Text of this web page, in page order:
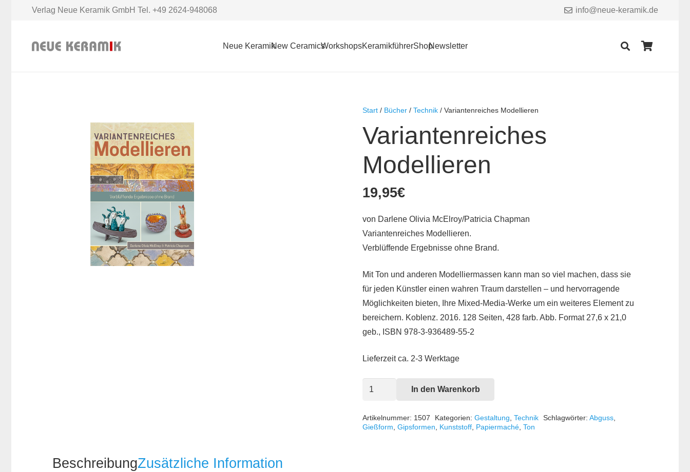
Verlag Neue Keramik GmbH Tel. +49 2624-948068 info@neue-keramik.de
Neue KeramikNew CeramicsWorkshopsKeramikführerShopNewsletter
Start / Bücher /Technik / Variantenreiches Modellieren
Variantenreiches
Modellieren
19,95€
von Darlene Olivia McElroy/Patricia Chapman
Variantenreiches Modellieren.
Verblüffende Ergebnisse ohne Brand.
Mit Ton und anderen Modelliermassen kann man so viel machen, dass sie
für jeden Künstler einen wahren Traum darstellen – und hervorragende
Möglichkeiten bieten, Ihre Mixed-Media-Werke um ein weiteres Element zu
bereichern. Koblenz. 2016. 128 Seiten, 428 farb. Abb. Format 27,6 x 21,0
geb., ISBN 978-3-936489-55-2
Lieferzeit ca. 2-3 Werktage
Variantenreiches
Menge
In den Warenkorb
Artikelnummer: 1507 Kategorien: Gestaltung, Technik Schlagwörter: Abguss,
Gießform,Gipsformen, Kunststoff, Papiermaché,Ton
BeschreibungZusätzliche Information